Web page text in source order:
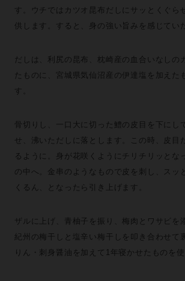
す。ウチではカツオ昆布だしにサッとくぐら
供します。すると、身の強い旨みを感じてい
だしは、利尻の昆布、枕崎産の血合いなしの
たものに、宮城県気仙沼産の伊達塩を加えた
す。
骨切りし、一口大に切った鱧の皮目を下にし
せ、沸いただしに落とします。この時、皮目
るように。身が花咲くようにチリチリッとな
の中へ。金串のようなもので皮を刺し、スッ
くるん、となったら引き上げます。
ザルに上げ、青柚子を振り、梅肉とワサビを
紀州の梅干しと塩辛い梅干しを叩き合わせて
りん・刺身醤油を加えて1年寝かせたものを使